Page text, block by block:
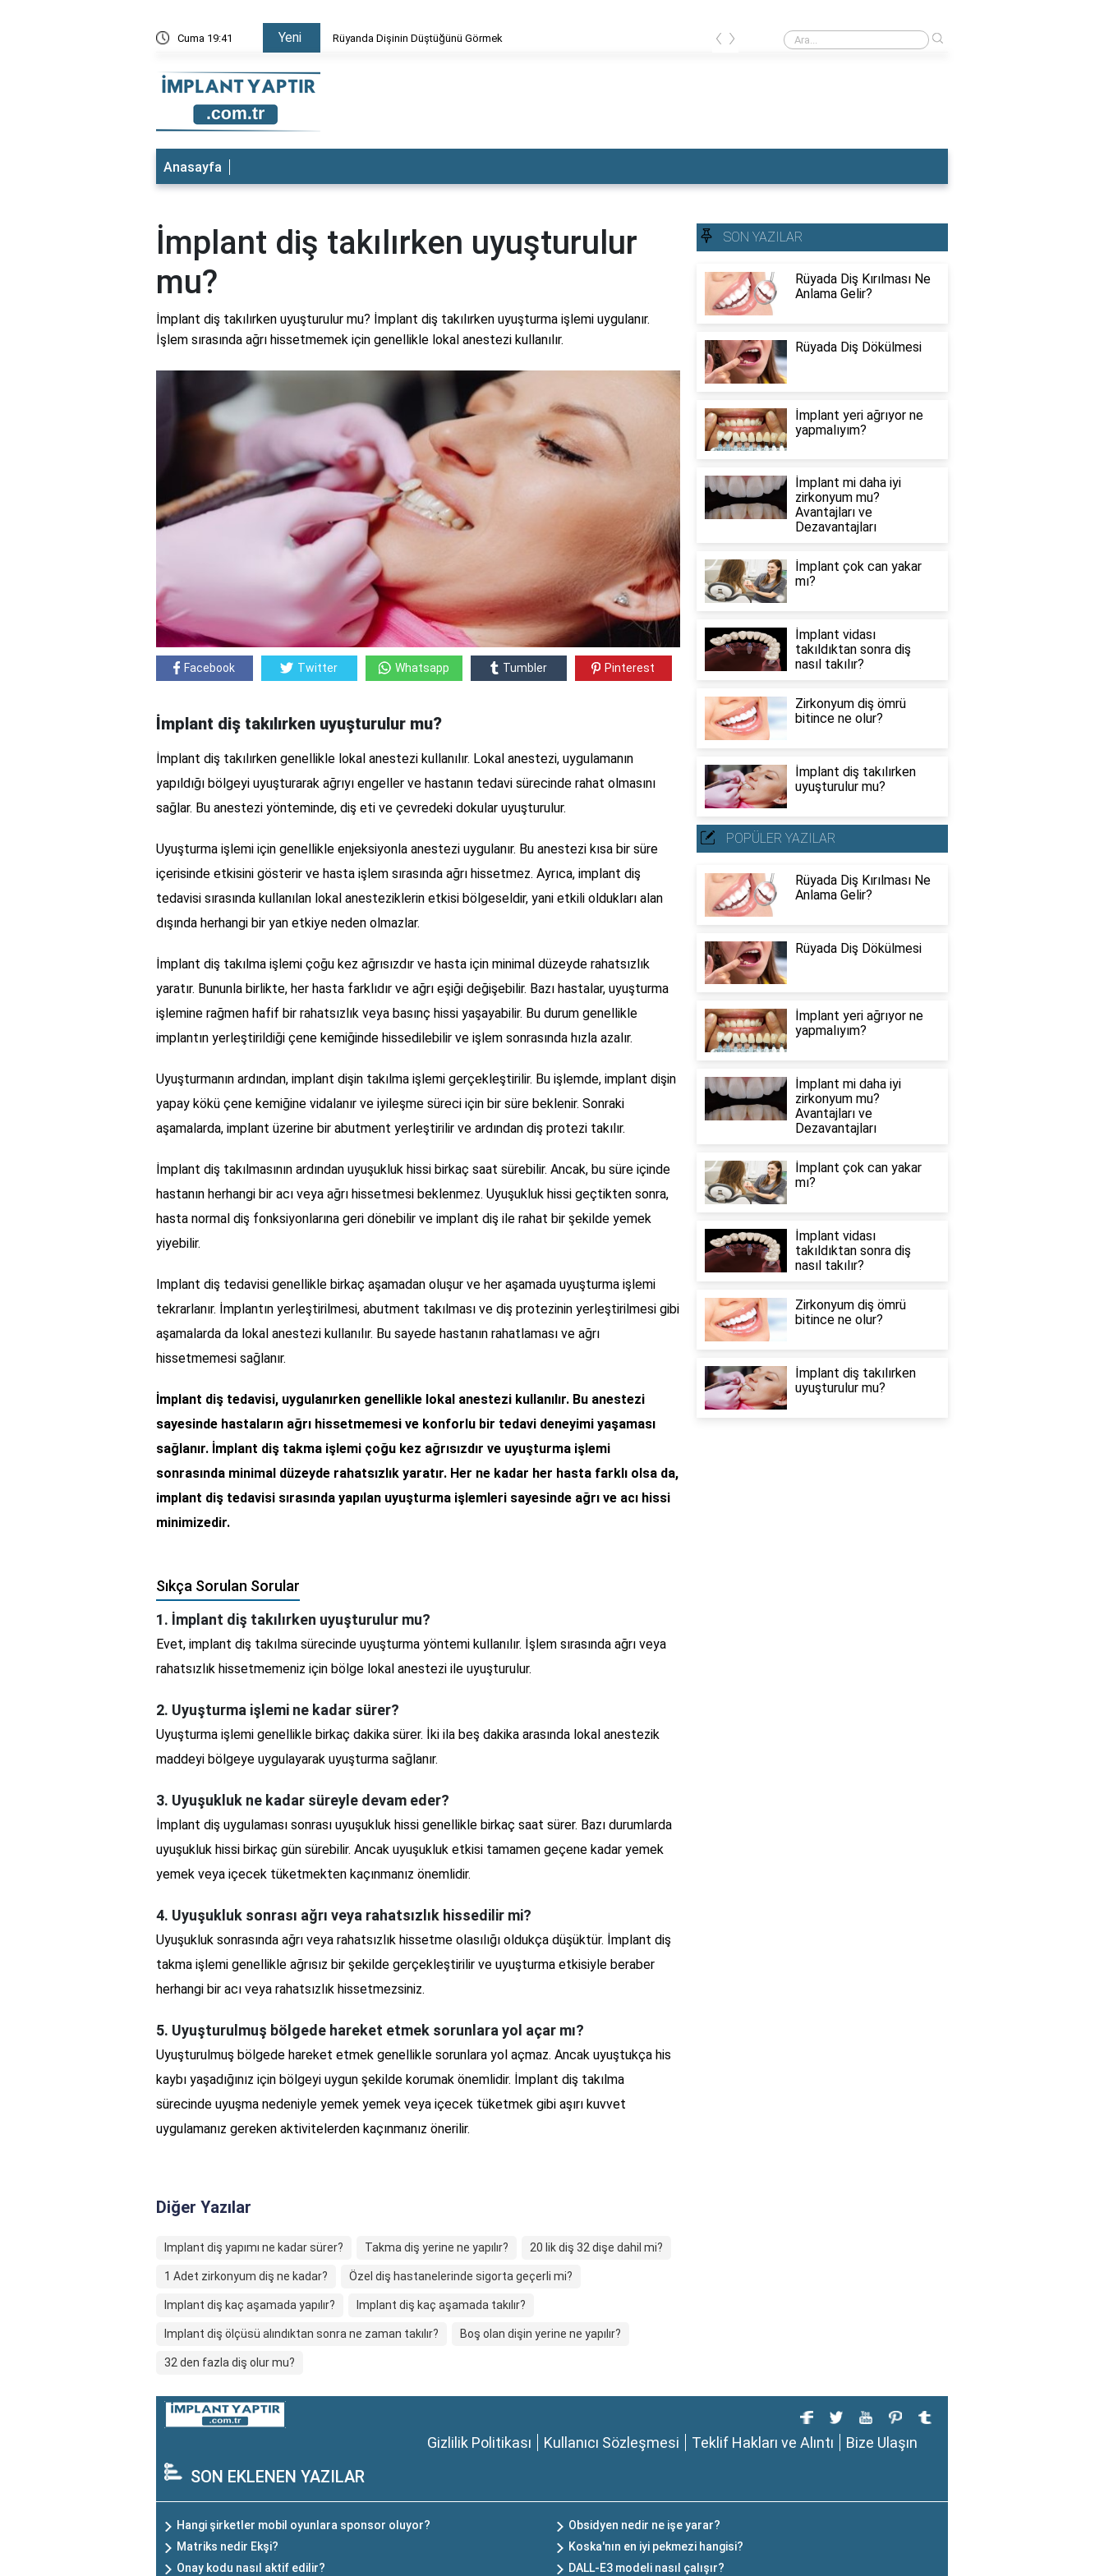
Cuma 19:41 Yeni Rüyada Dolgu Dişin Kırılması Rüyada Dişçiye Muayene Olmak
‹ ›
Anasayfa
İmplant diş takılırken uyuşturulur
mu?
İmplant diş takılırken uyuşturulur mu? İmplant diş takılırken uyuşturma işlemi uygulanır.
İşlem sırasında ağrı hissetmemek için genellikle lokal anestezi kullanılır.
Facebook Twitter Whatsapp Tumbler Pinterest
İmplant diş takılırken uyuşturulur mu?
İmplant diş takılırken genellikle lokal anestezi kullanılır. Lokal anestezi, uygulamanın
yapıldığı bölgeyi uyuşturarak ağrıyı engeller ve hastanın tedavi sürecinde rahat olmasını
sağlar. Bu anestezi yönteminde, diş eti ve çevredeki dokular uyuşturulur.
Uyuşturma işlemi için genellikle enjeksiyonla anestezi uygulanır. Bu anestezi kısa bir süre
içerisinde etkisini gösterir ve hasta işlem sırasında ağrı hissetmez. Ayrıca, implant diş
tedavisi sırasında kullanılan lokal anesteziklerin etkisi bölgeseldir, yani etkili oldukları alan
dışında herhangi bir yan etkiye neden olmazlar.
İmplant diş takılma işlemi çoğu kez ağrısızdır ve hasta için minimal düzeyde rahatsızlık
yaratır. Bununla birlikte, her hasta farklıdır ve ağrı eşiği değişebilir. Bazı hastalar, uyuşturma
işlemine rağmen hafif bir rahatsızlık veya basınç hissi yaşayabilir. Bu durum genellikle
implantın yerleştirildiği çene kemiğinde hissedilebilir ve işlem sonrasında hızla azalır.
Uyuşturmanın ardından, implant dişin takılma işlemi gerçekleştirilir. Bu işlemde, implant dişin
yapay kökü çene kemiğine vidalanır ve iyileşme süreci için bir süre beklenir. Sonraki
aşamalarda, implant üzerine bir abutment yerleştirilir ve ardından diş protezi takılır.
İmplant diş takılmasının ardından uyuşukluk hissi birkaç saat sürebilir. Ancak, bu süre içinde
hastanın herhangi bir acı veya ağrı hissetmesi beklenmez. Uyuşukluk hissi geçtikten sonra,
hasta normal diş fonksiyonlarına geri dönebilir ve implant diş ile rahat bir şekilde yemek
yiyebilir.
Implant diş tedavisi genellikle birkaç aşamadan oluşur ve her aşamada uyuşturma işlemi
tekrarlanır. İmplantın yerleştirilmesi, abutment takılması ve diş protezinin yerleştirilmesi gibi
aşamalarda da lokal anestezi kullanılır. Bu sayede hastanın rahatlaması ve ağrı
hissetmemesi sağlanır.
İmplant diş tedavisi, uygulanırken genellikle lokal anestezi kullanılır. Bu anestezi
sayesinde hastaların ağrı hissetmemesi ve konforlu bir tedavi deneyimi yaşaması
sağlanır. İmplant diş takma işlemi çoğu kez ağrısızdır ve uyuşturma işlemi
sonrasında minimal düzeyde rahatsızlık yaratır. Her ne kadar her hasta farklı olsa da,
implant diş tedavisi sırasında yapılan uyuşturma işlemleri sayesinde ağrı ve acı hissi
minimizedir.
Sıkça Sorulan Sorular
1. İmplant diş takılırken uyuşturulur mu?
Evet, implant diş takılma sürecinde uyuşturma yöntemi kullanılır. İşlem sırasında ağrı veya
rahatsızlık hissetmemeniz için bölge lokal anestezi ile uyuşturulur.
2. Uyuşturma işlemi ne kadar sürer?
Uyuşturma işlemi genellikle birkaç dakika sürer. İki ila beş dakika arasında lokal anestezik
maddeyi bölgeye uygulayarak uyuşturma sağlanır.
3. Uyuşukluk ne kadar süreyle devam eder?
İmplant diş uygulaması sonrası uyuşukluk hissi genellikle birkaç saat sürer. Bazı durumlarda
uyuşukluk hissi birkaç gün sürebilir. Ancak uyuşukluk etkisi tamamen geçene kadar yemek
yemek veya içecek tüketmekten kaçınmanız önemlidir.
4. Uyuşukluk sonrası ağrı veya rahatsızlık hissedilir mi?
Uyuşukluk sonrasında ağrı veya rahatsızlık hissetme olasılığı oldukça düşüktür. İmplant diş
takma işlemi genellikle ağrısız bir şekilde gerçekleştirilir ve uyuşturma etkisiyle beraber
herhangi bir acı veya rahatsızlık hissetmezsiniz.
5. Uyuşturulmuş bölgede hareket etmek sorunlara yol açar mı?
Uyuşturulmuş bölgede hareket etmek genellikle sorunlara yol açmaz. Ancak uyuştukça his
kaybı yaşadığınız için bölgeyi uygun şekilde korumak önemlidir. İmplant diş takılma
sürecinde uyuşma nedeniyle yemek yemek veya içecek tüketmek gibi aşırı kuvvet
uygulamanız gereken aktivitelerden kaçınmanız önerilir.
Diğer Yazılar
Implant diş yapımı ne kadar sürer? Takma diş yerine ne yapılır? 20 lik diş 32 dişe dahil mi?
1 Adet zirkonyum diş ne kadar? Özel diş hastanelerinde sigorta geçerli mi?
Implant diş kaç aşamada yapılır? Implant diş kaç aşamada takılır?
Implant diş ölçüsü alındıktan sonra ne zaman takılır? Boş olan dişin yerine ne yapılır?
32 den fazla diş olur mu?
SON YAZILAR
Rüyada Diş Kırılması Ne
Anlama Gelir?
Rüyada Diş Dökülmesi
İmplant yeri ağrıyor ne
yapmalıyım?
İmplant mi daha iyi
zirkonyum mu?
Avantajları ve
Dezavantajları
İmplant çok can yakar
mı?
İmplant vidası
takıldıktan sonra diş
nasıl takılır?
Zirkonyum diş ömrü
bitince ne olur?
İmplant diş takılırken
uyuşturulur mu?
POPÜLER YAZILAR
Rüyada Diş Kırılması Ne
Anlama Gelir?
Rüyada Diş Dökülmesi
İmplant yeri ağrıyor ne
yapmalıyım?
İmplant mi daha iyi
zirkonyum mu?
Avantajları ve
Dezavantajları
İmplant çok can yakar
mı?
İmplant vidası
takıldıktan sonra diş
nasıl takılır?
Zirkonyum diş ömrü
bitince ne olur?
İmplant diş takılırken
uyuşturulur mu?
Gizlilik Politikası Kullanıcı Sözleşmesi Teklif Hakları ve Alıntı Bize Ulaşın
SON EKLENEN YAZILAR
Hangi şirketler mobil oyunlara sponsor oluyor?
Obsidyen nedir ne işe yarar?
Matriks nedir Ekşi?
Koska'nın en iyi pekmezi hangisi?
Onay kodu nasıl aktif edilir?
DALL-E3 modeli nasıl çalışır?